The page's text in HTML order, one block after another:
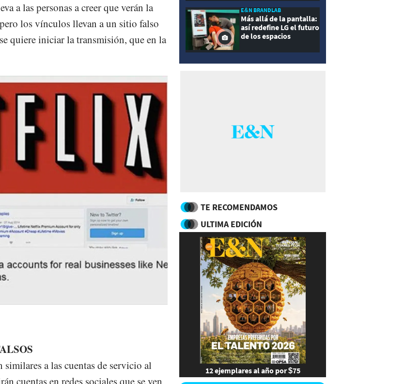
a las personas a creer que verán la
los vínculos llevan a un sitio falso
quiere iniciar la transmisión, que en la
a las cuentas de servicio al
cuentas en redes sociales que se ven
E&N BRANDLAB
Más allá de la pantalla:
así redefine LG el futuro
de los espacios
TE RECOMENDAMOS
ULTIMA EDICIÓN
12 ejemplares al año por $75